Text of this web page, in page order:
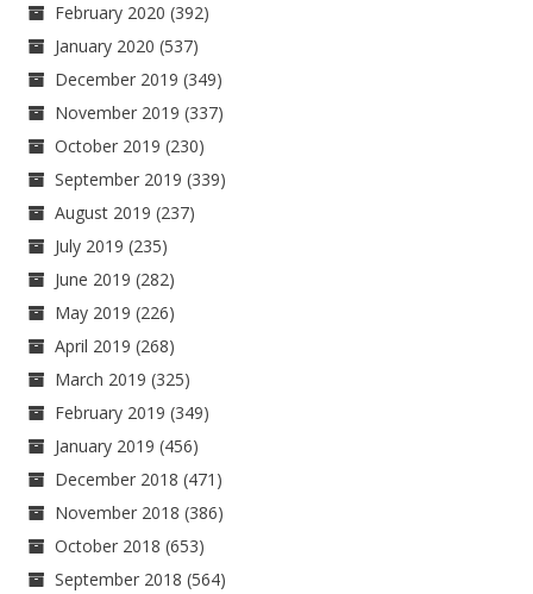
February 2020 (392)
January 2020 (537)
December 2019 (349)
November 2019 (337)
October 2019 (230)
September 2019 (339)
August 2019 (237)
July 2019 (235)
June 2019 (282)
May 2019 (226)
April 2019 (268)
March 2019 (325)
February 2019 (349)
January 2019 (456)
December 2018 (471)
November 2018 (386)
October 2018 (653)
September 2018 (564)